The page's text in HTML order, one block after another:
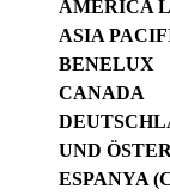
AMÉRICA
ASIA
BENELUX
CANADA
UND
ESPANYA